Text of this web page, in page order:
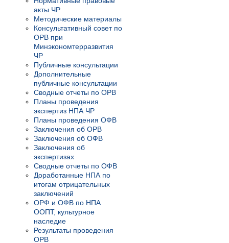
акты ЧР
Методические материалы
Консультативный совет по
ОРВ при
Минэкономтерразвития
ЧР
Публичные консультации
Дополнительные
публичные консультации
Сводные отчеты по ОРВ
Планы проведения
экспертиз НПА ЧР
Планы проведения ОФВ
Заключения об ОРВ
Заключения об ОФВ
Заключения об
экспертизах
Сводные отчеты по ОФВ
Доработанные НПА по
итогам отрицательных
заключений
ОРФ и ОФВ по НПА
ООПТ, культурное
наследие
Результаты проведения
ОРВ